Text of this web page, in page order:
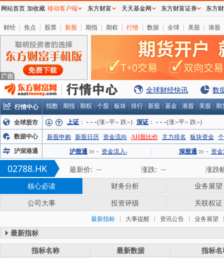
财经 | 焦点 | 股票 | 新股 | 期指 | 期权 | 行情 | 数据 | 全球 | 美股 | 港股
全球财经快讯 数
行情中心 指数 期指 期权 个股 板块 排行 新股 基金 港股 美股 期
全球股市 上证 ： - - -(涨:-平:- 跌:-) 深证 ： - - -(涨:-平:- 跌:-)
数据中心 新股申购 新股日历 资金流向 AH股比价 主力排名 板块资金
沪深港通
沪股通 - 资金流入- 深股通 - 资
02788.HK 最新价: -- 涨跌: --
涨跌
核心必读
财务分析
业务展望
公司大事
投资评级 关联权证
最新指标 大事提醒 资讯公告 业务展望
最新指标
指标名称
最新数据
指标名
网站首页 加收藏 移动客户端 东方财富 天天基金网 东方财富证券 东方